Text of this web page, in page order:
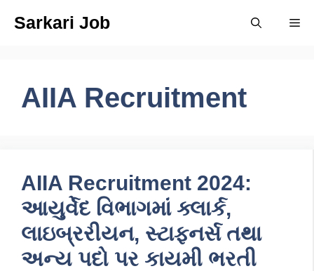
Sarkari Job
AIIA Recruitment
AIIA Recruitment 2024:
આયુર્વેદ વિભાગમાં ક્લાર્ક,
લાઇબ્રરીયન, સ્ટાફનર્સ તથા
અન્ય પદો પર કાયમી ભરતી